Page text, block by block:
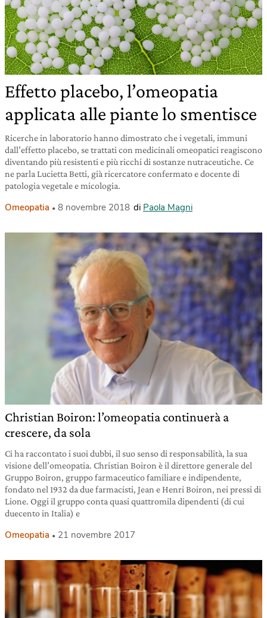
Effetto placebo, l’omeopatia
applicata alle piante lo smentisce
Ricerche in laboratorio hanno dimostrato che i vegetali, immuni
dall’effetto placebo, se trattati con medicinali omeopatici reagiscono
diventando più resistenti e più ricchi di sostanze nutraceutiche. Ce
ne parla Lucietta Betti, già ricercatore confermato e docente di
patologia vegetale e micologia.
Omeopatia 8 novembre 2018 di Paola Magni
Christian Boiron: l’omeopatia continuerà a
crescere, da sola
Ci ha raccontato i suoi dubbi, il suo senso di responsabilità, la sua
visione dell’omeopatia. Christian Boiron è il direttore generale del
Gruppo Boiron, gruppo farmaceutico familiare e indipendente,
fondato nel 1932 da due farmacisti, Jean e Henri Boiron, nei pressi di
Lione. Oggi il gruppo conta quasi quattromila dipendenti (di cui
duecento in Italia) e
Omeopatia 21 novembre 2017